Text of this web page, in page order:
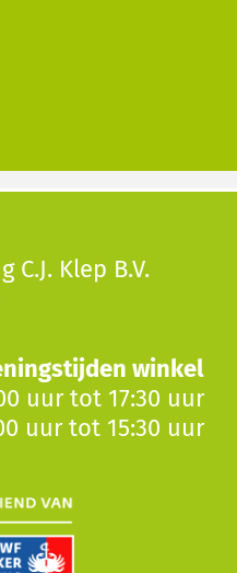
Klep B.V.
winkel
uur tot 17:30 uur
uur tot 15:30 uur